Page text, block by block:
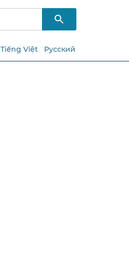
Tiếng Việt Русский